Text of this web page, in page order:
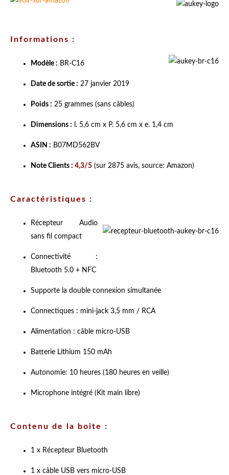
Informations :
Modèle : BR-C16
Date de sortie : 27 janvier 2019
Poids : 25 grammes (sans câbles)
Dimensions : l. 5,6 cm x P. 5,6 cm x e. 1,4 cm
ASIN : B07MD562BV
Note Clients : 4,3/5 (sur 2875 avis, source: Amazon)
Caractéristiques :
Récepteur Audio
sans fil compact
Connectivité :
Bluetooth 5.0 + NFC
Supporte la double connexion simultanée
Connectiques : mini-jack 3,5 mm / RCA
Alimentation : câble micro-USB
Batterie Lithium 150 mAh
Autonomie: 10 heures (180 heures en veille)
Microphone intégré (Kit main libre)
Contenu de la boite :
1 x Récepteur Bluetooth
1 x câble USB vers micro-USB